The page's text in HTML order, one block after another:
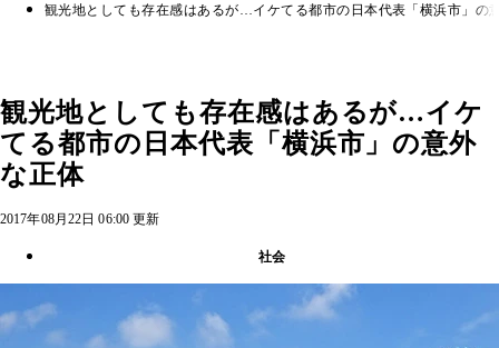
観光地としても存在感はあるが…イケてる都市の日本代表「横浜市」の
観光地としても存在感はあるが…イケ
てる都市の日本代表「横浜市」の意外
な正体
2017年08月22日 06:00 更新
社会